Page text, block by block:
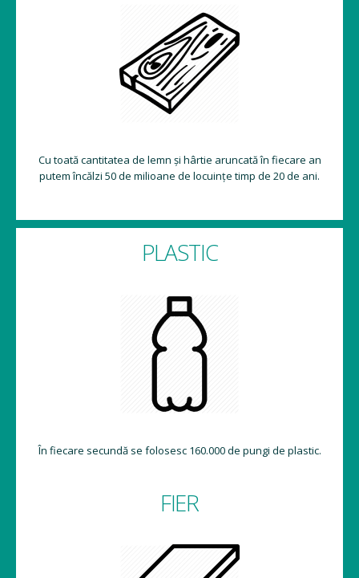
Cu toată cantitatea de lemn și hârtie aruncată în fiecare an
putem încălzi 50 de milioane de locuințe timp de 20 de ani.
PLASTIC
În fiecare secundă se folosesc 160.000 de pungi de plastic.
FIER